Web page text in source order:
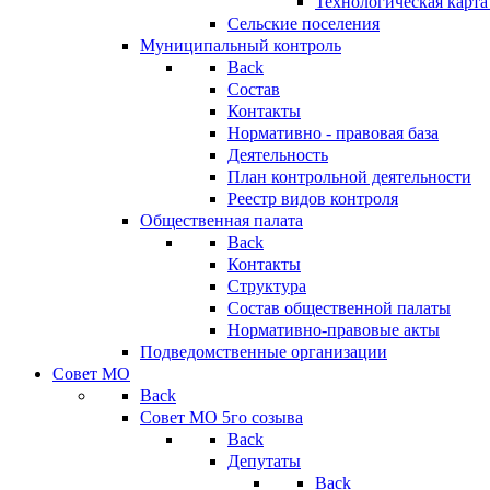
Сельские поселения
Муниципальный контроль
Back
Состав
Контакты
Нормативно - правовая база
Деятельность
План контрольной деятельности
Реестр видов контроля
Общественная палата
Back
Контакты
Структура
Состав общественной палаты
Нормативно-правовые акты
Подведомственные организации
Совет МО
Back
Совет МО 5го созыва
Back
Депутаты
Back